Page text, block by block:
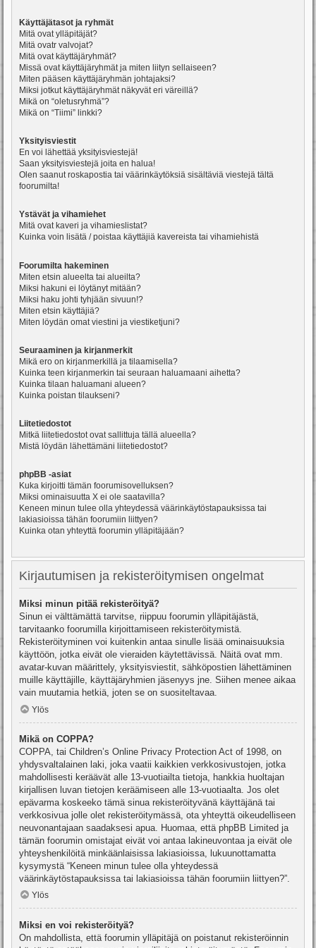
Käyttäjätasot ja ryhmät
Mitä ovat ylläpitäjät?
Mitä ovatr valvojat?
Mitä ovat käyttäjäryhmät?
Missä ovat käyttäjäryhmät ja miten liityn sellaiseen?
Miten pääsen käyttäjäryhmän johtajaksi?
Miksi jotkut käyttäjäryhmät näkyvät eri väreillä?
Mikä on “oletusryhmä”?
Mikä on “Tiimi” linkki?
Yksityisviestit
En voi lähettää yksityisviestejä!
Saan yksityisviestejä joita en halua!
Olen saanut roskapostia tai väärinkäytöksiä sisältäviä viestejä tältä
foorumilta!
Ystävät ja vihamiehet
Mitä ovat kaveri ja vihamieslistat?
Kuinka voin lisätä / poistaa käyttäjiä kavereista tai vihamiehistä
Foorumilta hakeminen
Miten etsin alueelta tai alueilta?
Miksi hakuni ei löytänyt mitään?
Miksi haku johti tyhjään sivuun!?
Miten etsin käyttäjiä?
Miten löydän omat viestini ja viestiketjuni?
Seuraaminen ja kirjanmerkit
Mikä ero on kirjanmerkillä ja tilaamisella?
Kuinka teen kirjanmerkin tai seuraan haluamaani aihetta?
Kuinka tilaan haluamani alueen?
Kuinka poistan tilaukseni?
Liitetiedostot
Mitkä liitetiedostot ovat sallittuja tällä alueella?
Mistä löydän lähettämäni liitetiedostot?
phpBB -asiat
Kuka kirjoitti tämän foorumisovelluksen?
Miksi ominaisuutta X ei ole saatavilla?
Keneen minun tulee olla yhteydessä väärinkäytöstapauksissa tai
lakiasioissa tähän foorumiin liittyen?
Kuinka otan yhteyttä foorumin ylläpitäjään?
Kirjautumisen ja rekisteröitymisen ongelmat
Miksi minun pitää rekisteröityä?
Sinun ei välttämättä tarvitse, riippuu foorumin ylläpitäjästä,
tarvitaanko foorumilla kirjoittamiseen rekisteröitymistä.
Rekisteröityminen voi kuitenkin antaa sinulle lisää ominaisuuksia
käyttöön, jotka eivät ole vieraiden käytettävissä. Näitä ovat mm.
avatar-kuvan määrittely, yksityisviestit, sähköpostien lähettäminen
muille käyttäjille, käyttäjäryhmien jäsenyys jne. Siihen menee aikaa
vain muutamia hetkiä, joten se on suositeltavaa.
Ylös
Mikä on COPPA?
COPPA, tai Children’s Online Privacy Protection Act of 1998, on
yhdysvaltalainen laki, joka vaatii kaikkien verkkosivustojen, jotka
mahdollisesti keräävät alle 13-vuotiailta tietoja, hankkia huoltajan
kirjallisen luvan tietojen keräämiseen alle 13-vuotiaalta. Jos olet
epävarma koskeeko tämä sinua rekisteröityvänä käyttäjänä tai
verkkosivua jolle olet rekisteröitymässä, ota yhteyttä oikeudelliseen
neuvonantajaan saadaksesi apua. Huomaa, että phpBB Limited ja
tämän foorumin omistajat eivät voi antaa lakineuvontaa ja eivät ole
yhteyshenkilöitä minkäänlaisissa lakiasioissa, lukuunottamatta
kysymystä “Keneen minun tulee olla yhteydessä
väärinkäytöstapauksissa tai lakiasioissa tähän foorumiin liittyen?”.
Ylös
Miksi en voi rekisteröityä?
On mahdollista, että foorumin ylläpitäjä on poistanut rekisteröinnin